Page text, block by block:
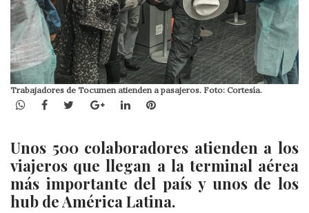
Trabajadores de Tocumen atienden a pasajeros. Foto: Cortesía.
WhatsApp
Facebook
TwitterGoogle+LinkedInPinterest
Unos 500 colaboradores atienden a los
viajeros que llegan a la terminal aérea
más importante del país y unos de los
hub de América Latina.